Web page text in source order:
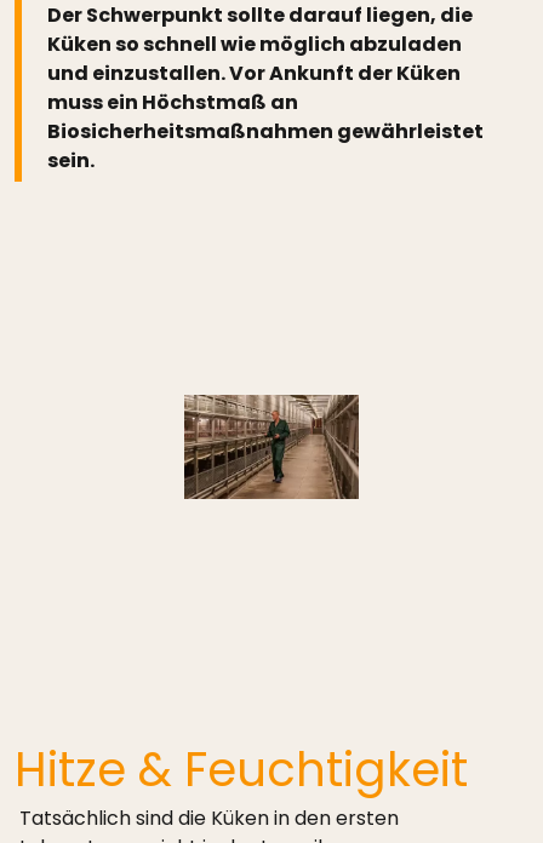
Der Schwerpunkt sollte darauf liegen, die
Küken so schnell wie möglich abzuladen
und einzustallen. Vor Ankunft der Küken
muss ein Höchstmaß an
Biosicherheitsmaßnahmen gewährleistet
sein.
Hitze & Feuchtigkeit
Tatsächlich sind die Küken in den ersten